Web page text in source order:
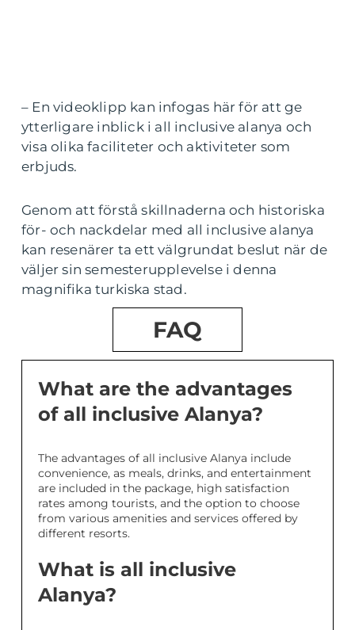
– En videoklipp kan infogas här för att ge
ytterligare inblick i all inclusive alanya och
visa olika faciliteter och aktiviteter som
erbjuds.
Genom att förstå skillnaderna och historiska
för- och nackdelar med all inclusive alanya
kan resenärer ta ett välgrundat beslut när de
väljer sin semesterupplevelse i denna
magnifika turkiska stad.
FAQ
What are the advantages
of all inclusive Alanya?
The advantages of all inclusive Alanya include
convenience, as meals, drinks, and entertainment
are included in the package, high satisfaction
rates among tourists, and the option to choose
from various amenities and services offered by
different resorts.
What is all inclusive
Alanya?